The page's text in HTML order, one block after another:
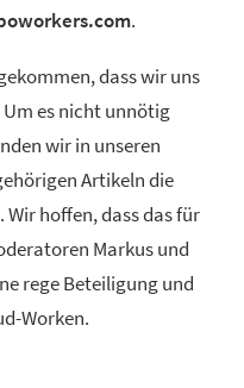
.
dass wir uns
Um es nicht unnötig
wir in unseren
Artikeln die
Wir hoffen, dass das für
Markus und
rege Beteiligung und
Worken.